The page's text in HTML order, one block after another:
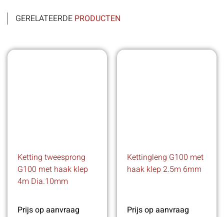
GERELATEERDE PRODUCTEN
Ketting tweesprong
G100 met haak klep
4m Dia.10mm
Prijs op aanvraag
Kettingleng G100 met
haak klep 2.5m 6mm
Prijs op aanvraag